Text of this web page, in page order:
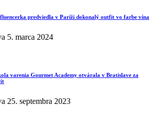
predviedla v Paríži dokonalý outfit vo farbe vína
5. marca 2024
varenia Gourmet Academy otvárala v Bratislave za
25. septembra 2023